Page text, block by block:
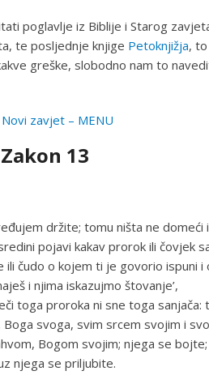
poglavlje iz Biblije i Starog
te posljednje knjige Petoknjižja,
greške, slobodno nam to
zavjet – MENU
13
držite; tomu ništa ne domeći
pojavi kakav prorok ili čovjek
ili čudo o kojem ti je govorio ispuni
i njima iskazujmo štovanje’,
toga proroka ni sne toga sanjača:
Boga svoga, svim srcem svojim i
Bogom svojim; njega se
njega se priljubite.